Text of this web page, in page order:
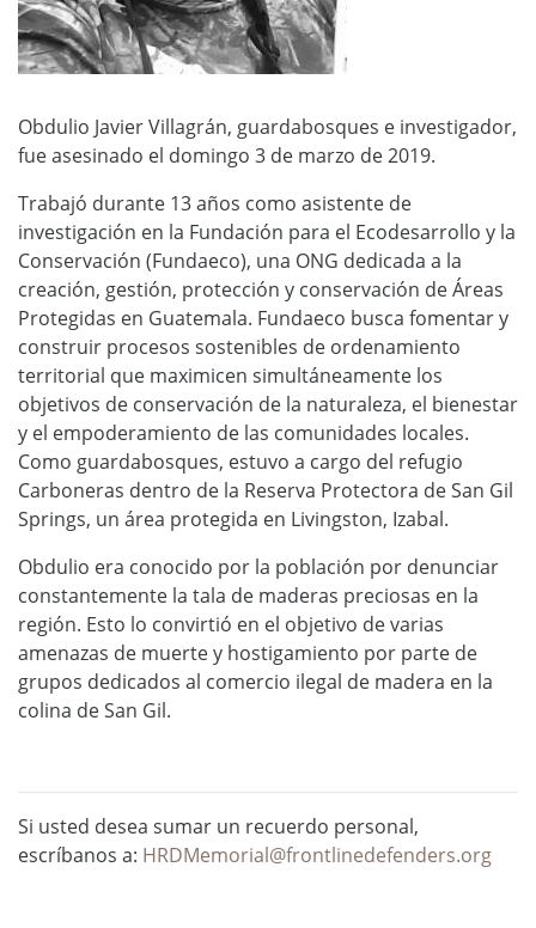
Obdulio Javier Villagrán, guardabosques e investigador,
fue asesinado el domingo 3 de marzo de 2019.
Trabajó durante 13 años como asistente de
investigación en la Fundación para el Ecodesarrollo y la
Conservación (Fundaeco), una ONG dedicada a la
creación, gestión, protección y conservación de Áreas
Protegidas en Guatemala. Fundaeco busca fomentar y
construir procesos sostenibles de ordenamiento
territorial que maximicen simultáneamente los
objetivos de conservación de la naturaleza, el bienestar
y el empoderamiento de las comunidades locales.
Como guardabosques, estuvo a cargo del refugio
Carboneras dentro de la Reserva Protectora de San Gil
Springs, un área protegida en Livingston, Izabal.
Obdulio era conocido por la población por denunciar
constantemente la tala de maderas preciosas en la
región. Esto lo convirtió en el objetivo de varias
amenazas de muerte y hostigamiento por parte de
grupos dedicados al comercio ilegal de madera en la
colina de San Gil.
Si usted desea sumar un recuerdo personal,
escríbanos a: HRDMemorial@frontlinedefenders.org